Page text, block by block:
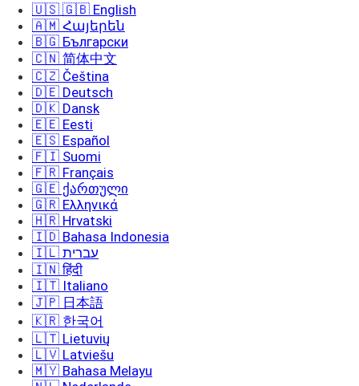
🇺🇸 🇬🇧 English
🇦🇲 Հայերեն
🇧🇬 Български
🇨🇳 简体中文
🇨🇿 Čeština
🇩🇪 Deutsch
🇩🇰 Dansk
🇪🇪 Eesti
🇪🇸 Español
🇫🇮 Suomi
🇫🇷 Français
🇬🇪 ქართული
🇬🇷 Ελληνικά
🇭🇷 Hrvatski
🇮🇩 Bahasa Indonesia
🇮🇱 עברית
🇮🇳 हिंदी
🇮🇹 Italiano
🇯🇵 日本語
🇰🇷 한국어
🇱🇹 Lietuvių
🇱🇻 Latviešu
🇲🇾 Bahasa Melayu